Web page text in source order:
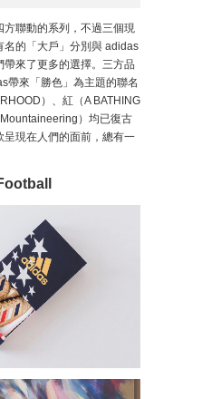
方聯動的系列，不過三個現
名的「大戶」分別與 adidas
帶來了更多的選擇。三方品
帶來「勝色」為主題的聯名
）、紅（A BATHING
）均已復古
呈現在人們的面前，總有一